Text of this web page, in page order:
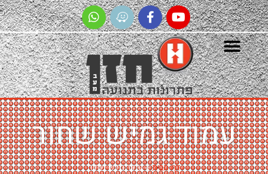
גמיש שחור
דף הבית»עמוד גמיש שחור